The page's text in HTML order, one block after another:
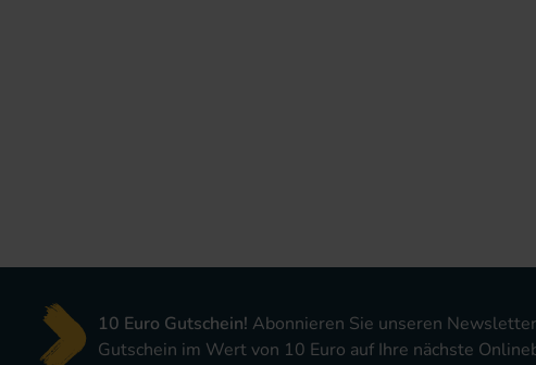
10 Euro Gutschein! Abonnieren Sie unseren
Gutschein im Wert von 10 Euro auf Ihre nächste